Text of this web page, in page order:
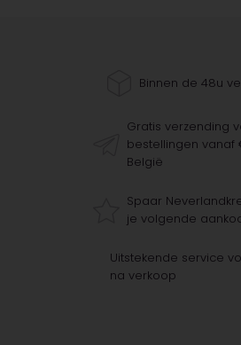
Binnen de 48u
Gratis verzending
bestellingen vanaf
België
Spaar
je volgende
Uitstekende service
na verkoop